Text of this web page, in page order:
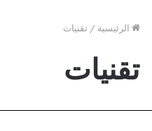
الرئيسية / تقنيات
تقنيات